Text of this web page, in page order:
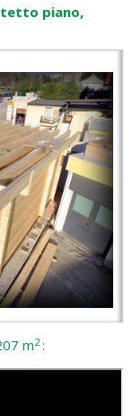
tetto piano,
m2 :